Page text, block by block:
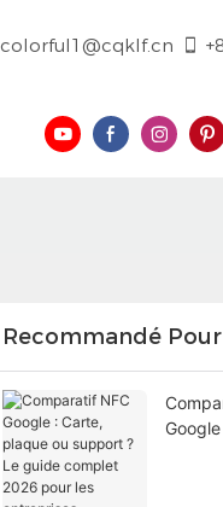
colorful1@cqklf.cn
BLOG VIDÉO
Recommandé Pour